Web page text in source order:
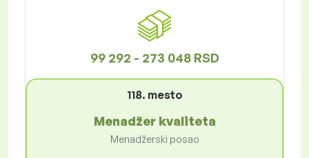
99 292 - 273 048 RSD
118. mesto
Menadžer kvaliteta
Menadžerski posao